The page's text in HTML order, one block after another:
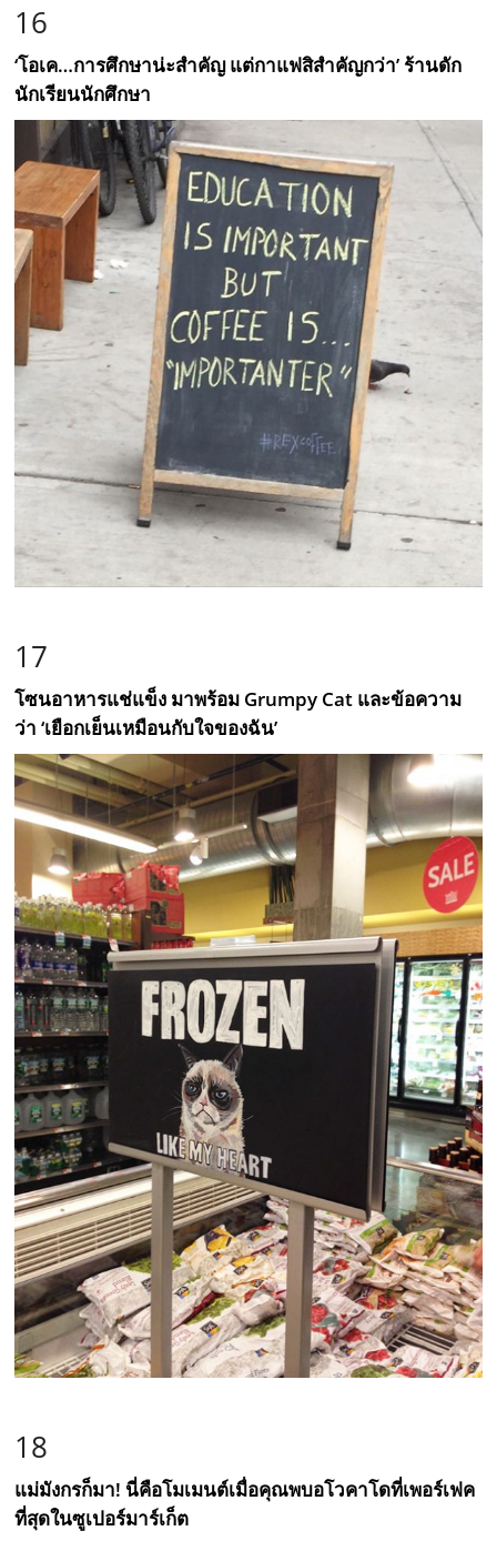
16
‘โอเค…การศึกษาน่ะสำคัญ แต่กาแฟสิสำคัญกว่า’ ร้านดัก
นักเรียนนักศึกษา
17
โซนอาหารแช่แข็ง มาพร้อม Grumpy Cat และข้อความ
ว่า ‘เยือกเย็นเหมือนกับใจของฉัน’
18
แม่มังกรก็มา! นี่คือโมเมนต์เมื่อคุณพบอโวคาโดที่เพอร์เฟค
ที่สุดในซูเปอร์มาร์เก็ต